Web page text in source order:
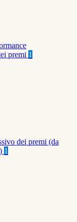
premi 1
dei premi (da
1